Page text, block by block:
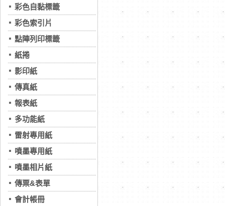
彩色自黏標籤
彩色索引片
點陣列印標籤
紙捲
影印紙
傳真紙
報表紙
多功能紙
雷射專用紙
噴墨專用紙
噴墨相片紙
傳票&表單
會計帳冊